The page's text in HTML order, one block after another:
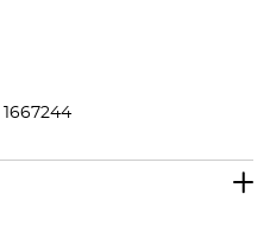
1667244